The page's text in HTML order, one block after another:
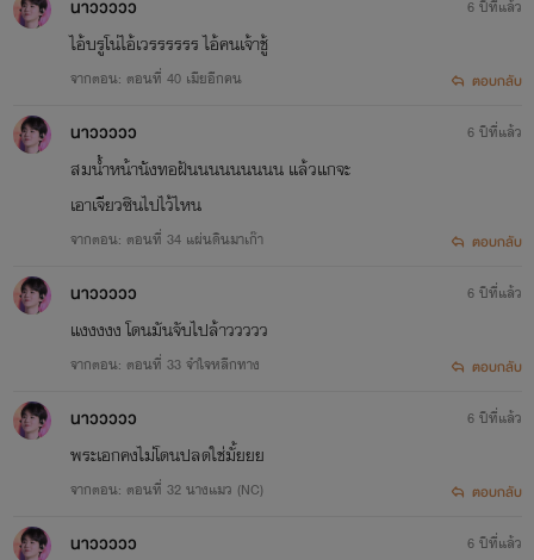
นาววววว
ไอ้บรูโน่ไอ้เวรรรรรร ไอ้คนเจ้าชู้
จากตอน: ตอนที่ 40 เมียอีกคน
6 ปีที่แล้ว
ตอบกลับ
นาววววว
สมน้ำหน้านังทอฝันนนนนนนนน แล้วแกจะ
เอาเจียวซินไปไว้ไหน
จากตอน: ตอนที่ 34 แผ่นดินมาเก๊า
6 ปีที่แล้ว
ตอบกลับ
นาววววว
แงงงงง โดนมันจับไปล้าววววว
จากตอน: ตอนที่ 33 จำใจหลีกทาง
6 ปีที่แล้ว
ตอบกลับ
นาววววว
พระเอกคงไม่โดนปลดใช่มั้ยยย
จากตอน: ตอนที่ 32 นางแมว (NC)
6 ปีที่แล้ว
ตอบกลับ
นาววววว 6 ปีที่แล้ว